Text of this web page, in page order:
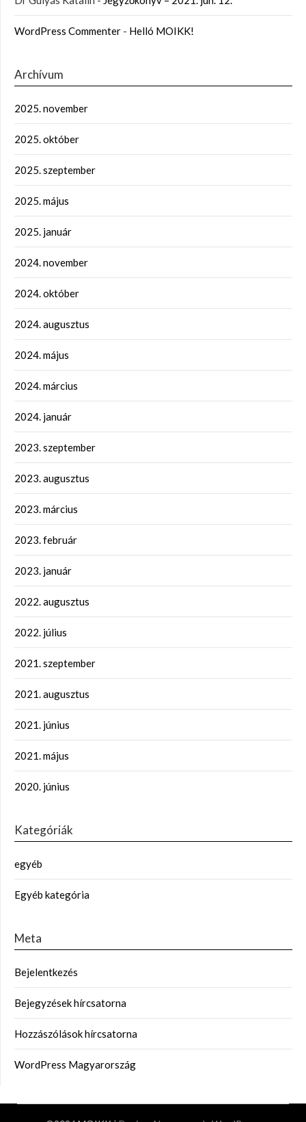
WordPress Commenter - Helló MOIKK!
Archívum
2025. november
2025. október
2025. szeptember
2025. május
2025. január
2024. november
2024. október
2024. augusztus
2024. május
2024. március
2024. január
2023. szeptember
2023. augusztus
2023. március
2023. február
2023. január
2022. augusztus
2022. július
2021. szeptember
2021. augusztus
2021. június
2021. május
2020. június
Kategóriák
egyéb
Egyéb kategória
Meta
Bejelentkezés
Bejegyzések hírcsatorna
Hozzászólások hírcsatorna
WordPress Magyarország